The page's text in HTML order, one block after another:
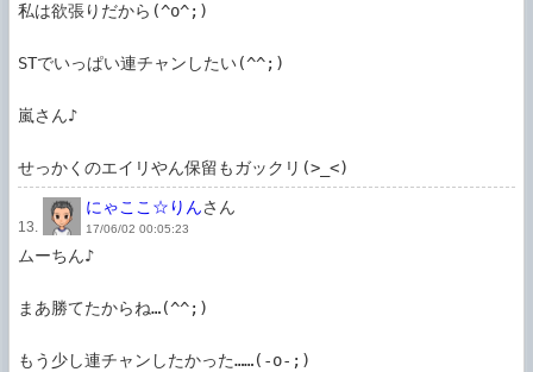
私は欲張りだから(^o^;)
STでいっぱい連チャンしたい(^^;)
嵐さん♪
せっかくのエイリやん保留もガックリ(>_<)
13.
にゃここ☆りんさん
17/06/02 00:05:23
ムーちん♪
まあ勝てたからね…(^^;)
もう少し連チャンしたかった……(-o-;)